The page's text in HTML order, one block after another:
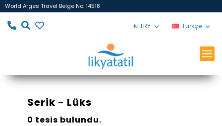
World Arges Travel Belge No: 14518
₺ TRY Türkçe
Serik - Lüks
0 tesis bulundu.